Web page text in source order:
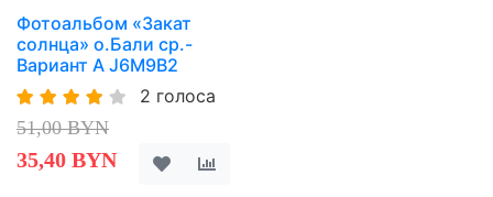
Фотоальбом «Закат
солнца» о.Бали ср.-
Вариант A J6M9B2
2 голоса
51,00 BYN
35,40 BYN